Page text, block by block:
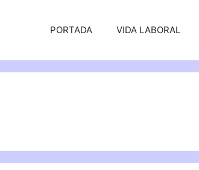
PORTADA VIDA LABORAL